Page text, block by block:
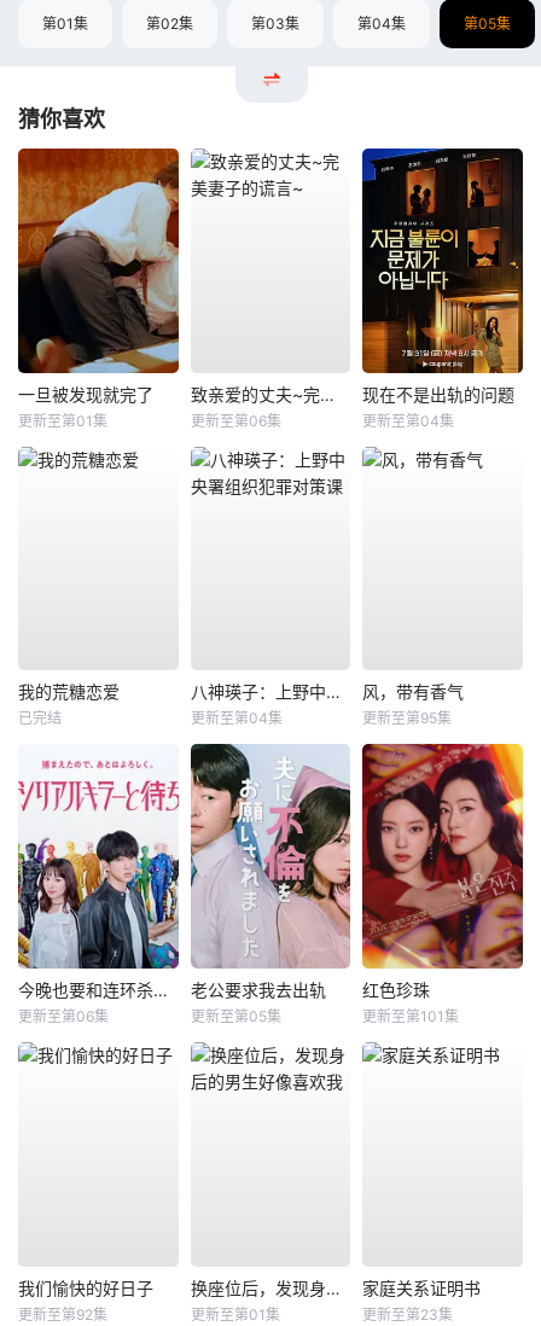
第01集 第02集 第03集 第04集 第05集
猜你喜欢
一旦被发现就完了
更新至第01集
致亲爱的丈夫~完美妻子的谎言~
更新至第06集
现在不是出轨的问题
更新至第04集
我的荒糖恋爱
已完结
八神瑛子：上野中央署组织犯罪对策课
更新至第04集
风，带有香气
更新至第95集
今晚也要和连环杀手约会
更新至第06集
老公要求我去出轨
更新至第05集
红色珍珠
更新至第101集
我们愉快的好日子
更新至第92集
换座位后，发现身后的男生好像喜欢我
更新至第01集
家庭关系证明书
更新至第23集